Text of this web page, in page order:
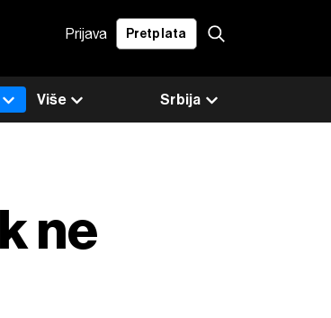
Prijava Pretplata
Srbija
Više
ne